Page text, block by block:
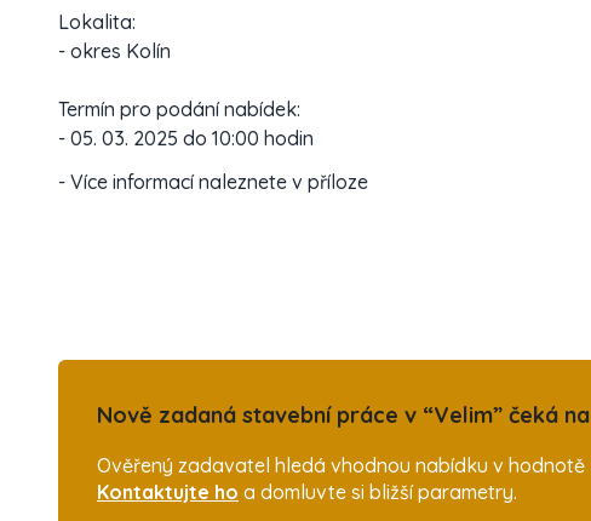
Lokalita:
- okres Kolín
Termín pro podání nabídek:
- 05. 03. 2025 do 10:00 hodin
- Více informací naleznete v příloze
Nově zadaná stavební práce v “Velim” čeká
Ověřený zadavatel hledá vhodnou nabídku v hodnotě
Kontaktujte ho a domluvte si bližší parametry.